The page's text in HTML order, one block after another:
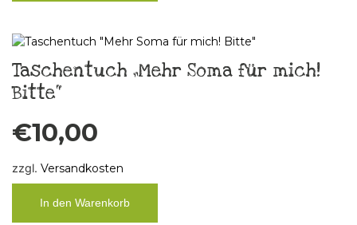
Taschentuch „Mehr Soma für mich!
Bitte“
€10,00
zzgl. Versandkosten
In den Warenkorb